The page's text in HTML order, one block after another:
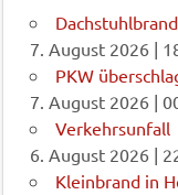
Dachstuhlbrand
7. August 2026 |
PKW
7. August 2026 |
Verkehrsunfall
6. August 2026 |
Kleinbrand in